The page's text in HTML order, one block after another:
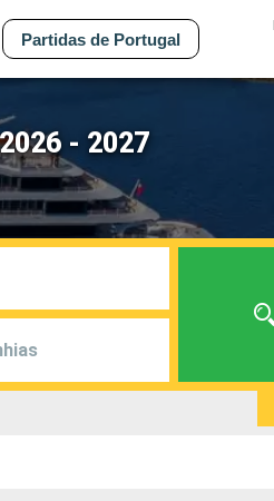
Partidas de Portugal
- 2027